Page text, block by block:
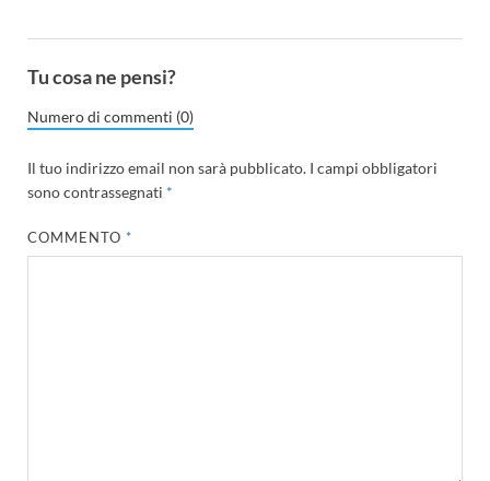
Tu cosa ne pensi?
Numero di commenti (0)
Il tuo indirizzo email non sarà pubblicato. I campi obbligatori
sono contrassegnati *
COMMENTO*